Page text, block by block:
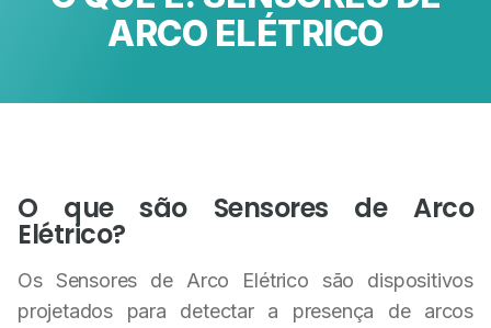
ARCO ELÉTRICO
O que são Sensores de Arco
Elétrico?
Os Sensores de Arco Elétrico são dispositivos
projetados para detectar a presença de arcos